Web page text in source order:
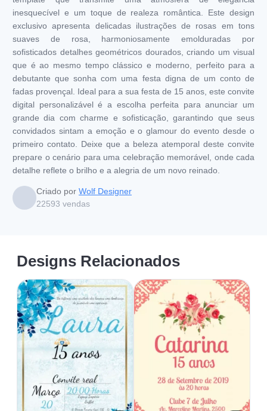
inesquecível e um toque de realeza romântica. Este design
exclusivo apresenta delicadas ilustrações de rosas em tons
suaves de rosa, harmoniosamente emolduradas por
sofisticados detalhes geométricos dourados, criando um visual
que é ao mesmo tempo clássico e moderno, perfeito para a
debutante que sonha com uma festa digna de um conto de
fadas provençal. Ideal para a sua festa de 15 anos, este convite
digital personalizável é a escolha perfeita para anunciar um
grande dia com charme e sofisticação, garantindo que seus
convidados sintam a emoção e o glamour do evento desde o
primeiro contato. Deixe que a beleza atemporal deste convite
prepare o cenário para uma celebração memorável, onde cada
detalhe reflete o brilho e a alegria de um novo reinado.
Criado por Wolf Designer
22593 vendas
Designs Relacionados